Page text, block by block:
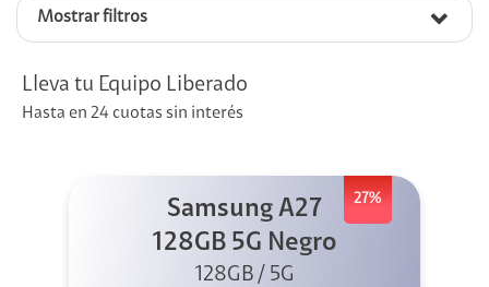
Mostrar filtros
Lleva tu Equipo Liberado
Hasta en 24 cuotas sin interés
27%
Samsung A27
128GB 5G Negro
128GB / 5G